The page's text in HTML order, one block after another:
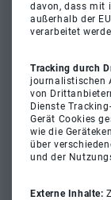
davon, dass mit
außerhalb der
verarbeitet
Tracking durch
journalistischen
von
Dienste
Gerät Cookies
wie die
über
und der
Externe Inhalte: